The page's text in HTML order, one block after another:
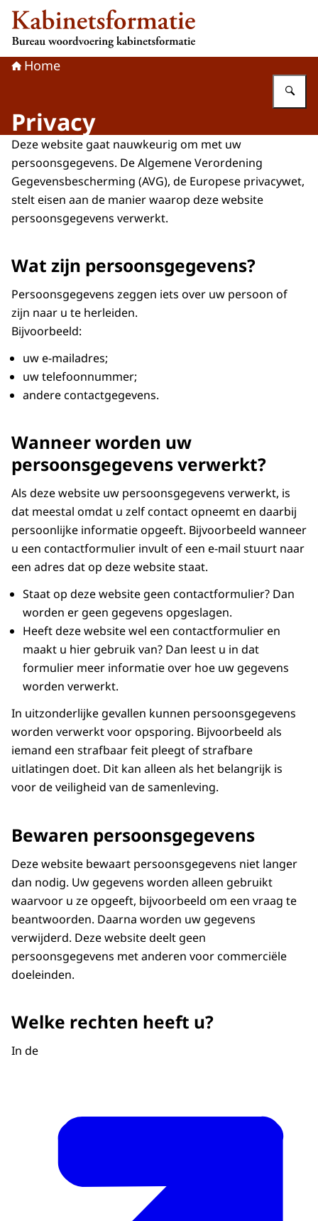
Naar de homepage van Kabinetsformatie
Home
Privacy
Deze website gaat nauwkeurig om met uw
persoonsgegevens. De Algemene Verordening
Gegevensbescherming (AVG), de Europese privacywet,
stelt eisen aan de manier waarop deze website
persoonsgegevens verwerkt.
Wat zijn persoonsgegevens?
Persoonsgegevens zeggen iets over uw persoon of
zijn naar u te herleiden.
Bijvoorbeeld:
uw e-mailadres;
uw telefoonnummer;
andere contactgegevens.
Wanneer worden uw
persoonsgegevens verwerkt?
Als deze website uw persoonsgegevens verwerkt, is
dat meestal omdat u zelf contact opneemt en daarbij
persoonlijke informatie opgeeft. Bijvoorbeeld wanneer
u een contactformulier invult of een e-mail stuurt naar
een adres dat op deze website staat.
Staat op deze website geen contactformulier? Dan
worden er geen gegevens opgeslagen.
Heeft deze website wel een contactformulier en
maakt u hier gebruik van? Dan leest u in dat
formulier meer informatie over hoe uw gegevens
worden verwerkt.
In uitzonderlijke gevallen kunnen persoonsgegevens
worden verwerkt voor opsporing. Bijvoorbeeld als
iemand een strafbaar feit pleegt of strafbare
uitlatingen doet. Dit kan alleen als het belangrijk is
voor de veiligheid van de samenleving.
Bewaren persoonsgegevens
Deze website bewaart persoonsgegevens niet langer
dan nodig. Uw gegevens worden alleen gebruikt
waarvoor u ze opgeeft, bijvoorbeeld om een vraag te
beantwoorden. Daarna worden uw gegevens
verwijderd. Deze website deelt geen
persoonsgegevens met anderen voor commerciële
doeleinden.
Welke rechten heeft u?
In de